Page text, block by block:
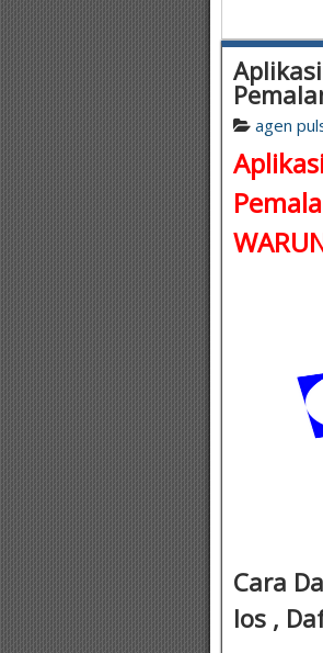
agen
Cara
Ios ,